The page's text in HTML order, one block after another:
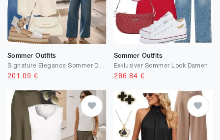
Sommer Outfits
201.09 €
Sommer Outfits
Exklusiver Sommer Look Damen
286.84 €